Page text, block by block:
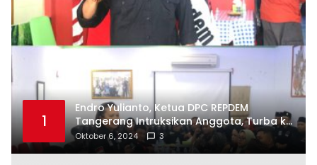
1
Endro Yulianto, Ketua DPC REPDEM
Tangerang Intruksikan Anggota, Turba ke
Masyarakat Dan Jalani Apa Yang di
Putuskan RAKERCABSUS
Oktober 6, 2024 3